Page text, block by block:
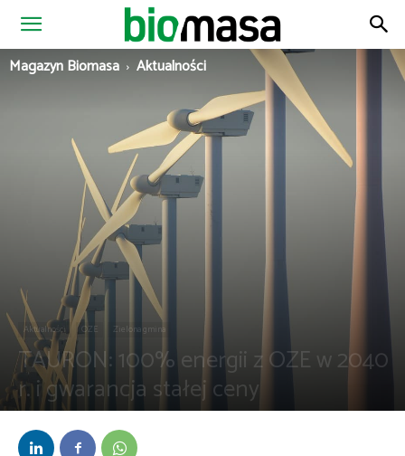
Magazyn
Magazyn Biomasa Aktualności
Aktualności OZE Zielona gmina
TAURON: 100% energii z OZE w 2040
r. i gwarancja stałej ceny